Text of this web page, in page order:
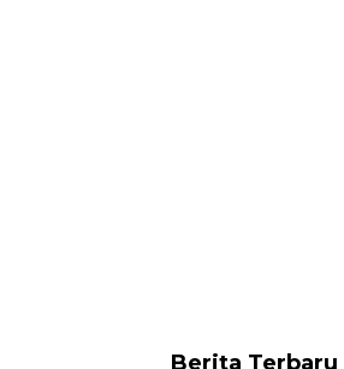
Berita Terbaru